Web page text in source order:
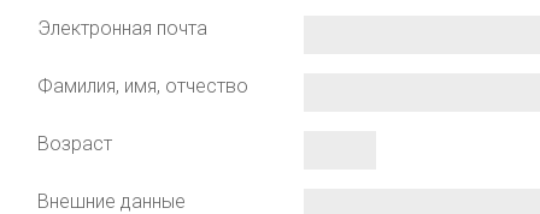
Электронная почта
Фамилия, имя, отчество
Возраст
Внешние данные